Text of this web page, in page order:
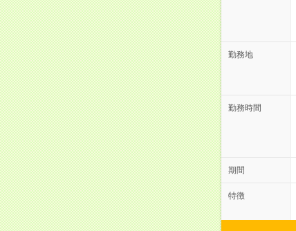
勤務地
勤務時間
期間
特徴